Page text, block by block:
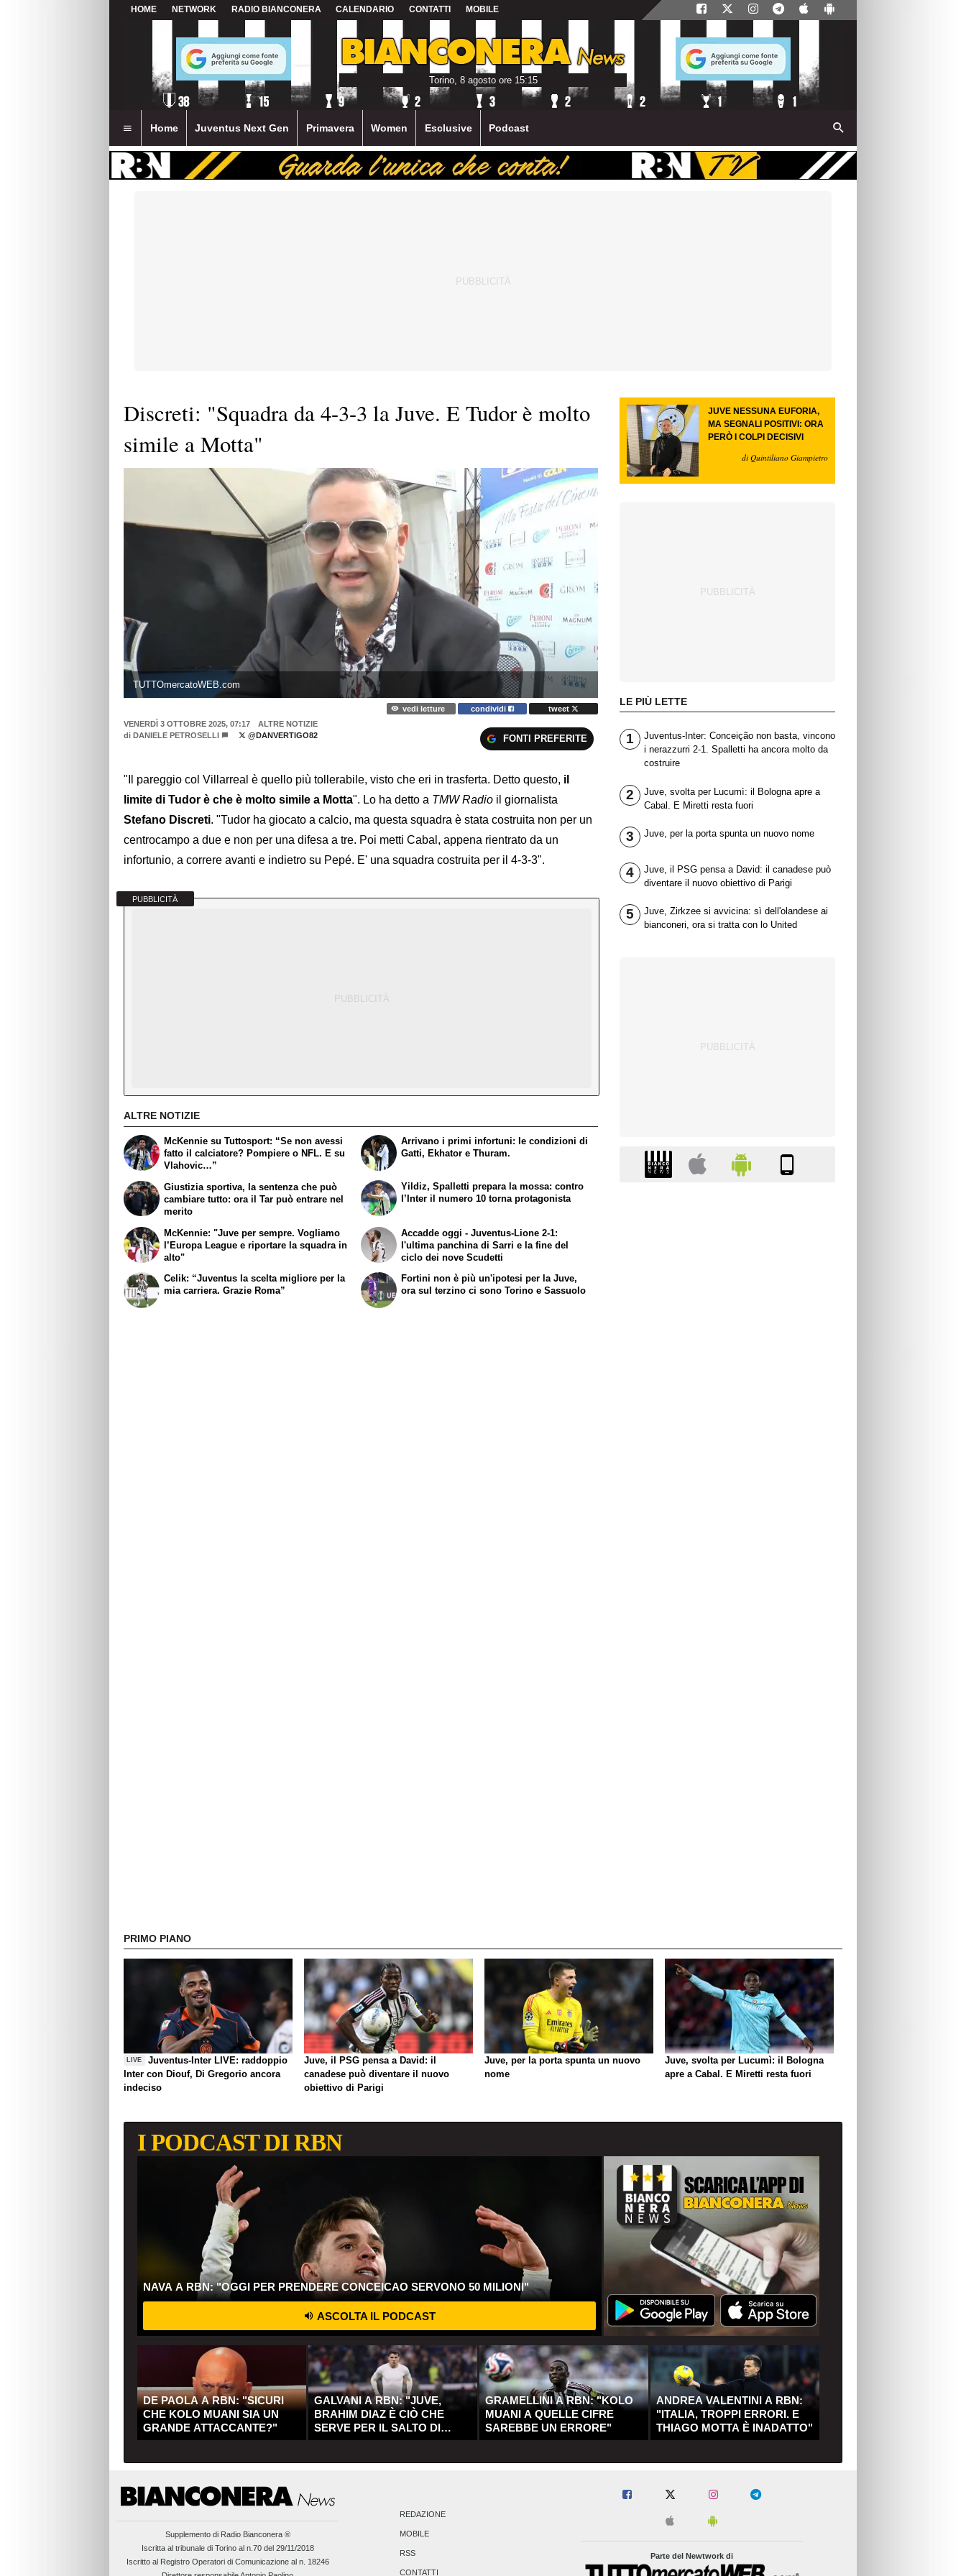
HOME NETWORK RADIO BIANCONERA CALENDARIO CONTATTI MOBILE
Torino, 8 agosto ore 15:15
Home Juventus Next Gen Primavera Women Esclusive Podcast
Discreti: "Squadra da 4-3-3 la Juve. E Tudor è molto
simile a Motta"
TUTTOmercatoWEB.com
vedi letture condividi
tweet
VENERDÌ 3 OTTOBRE 2025, 07:17
ALTRE NOTIZIE
di DANIELE PETROSELLI @DANVERTIGO82 FONTI PREFERITE
"Il pareggio col Villarreal è quello più tollerabile, visto che eri in trasferta. Detto questo, il
limite di Tudor è che è molto simile a Motta". Lo ha detto a TMW Radio il giornalista
Stefano Discreti. "Tudor ha giocato a calcio, ma questa squadra è stata costruita non per un
centrocampo a due e non per una difesa a tre. Poi metti Cabal, appena rientrato da un
infortunio, a correre avanti e indietro su Pepé. E' una squadra costruita per il 4-3-3".
PUBBLICITÀ
ALTRE NOTIZIE
McKennie su Tuttosport: “Se non avessi
fatto il calciatore? Pompiere o NFL. E su
Vlahovic…”
Giustizia sportiva, la sentenza che può
cambiare tutto: ora il Tar può entrare nel
merito
Arrivano i primi infortuni: le condizioni di
Gatti, Ekhator e Thuram.
Yildiz, Spalletti prepara la mossa: contro
l’Inter il numero 10 torna protagonista
McKennie: "Juve per sempre. Vogliamo
l’Europa League e riportare la squadra in
alto"
Celik: “Juventus la scelta migliore per la
mia carriera. Grazie Roma”
Accadde oggi - Juventus-Lione 2-1:
l'ultima panchina di Sarri e la fine del
ciclo dei nove Scudetti
Fortini non è più un'ipotesi per la Juve,
ora sul terzino ci sono Torino e Sassuolo
JUVE NESSUNA EUFORIA,
MA SEGNALI POSITIVI: ORA
PERÒ I COLPI DECISIVI
di Quintiliano Giampietro
LE PIÙ LETTE
1
Juventus-Inter: Conceição non basta, vincono
i nerazzurri 2-1. Spalletti ha ancora molto da
costruire
2
Juve, svolta per Lucumì: il Bologna apre a
Cabal. E Miretti resta fuori
3 Juve, per la porta spunta un nuovo nome
4
Juve, il PSG pensa a David: il canadese può
diventare il nuovo obiettivo di Parigi
5
Juve, Zirkzee si avvicina: sì dell'olandese ai
bianconeri, ora si tratta con lo United
PRIMO PIANO
LIVE
Juventus-Inter LIVE: raddoppio
Inter con Diouf, Di Gregorio ancora
indeciso
Juve, il PSG pensa a David: il
canadese può diventare il nuovo
obiettivo di Parigi
Juve, per la porta spunta un nuovo
nome
Juve, svolta per Lucumì: il Bologna
apre a Cabal. E Miretti resta fuori
I PODCAST DI RBN
NAVA A RBN: "OGGI PER PRENDERE CONCEICAO SERVONO 50 MILIONI"
ASCOLTA IL PODCAST
DE PAOLA A RBN: "SICURI
CHE KOLO MUANI SIA UN
GRANDE ATTACCANTE?"
GALVANI A RBN: "JUVE,
BRAHIM DIAZ È CIÒ CHE
SERVE PER IL SALTO DI
QUALITÀ"
GRAMELLINI A RBN: "KOLO
MUANI A QUELLE CIFRE
SAREBBE UN ERRORE"
ANDREA VALENTINI A RBN:
"ITALIA, TROPPI ERRORI. E
THIAGO MOTTA È INADATTO"
Supplemento di Radio Bianconera ®
Iscritta al tribunale di Torino al n.70 del 29/11/2018
Iscritto al Registro Operatori di Comunicazione al n. 18246
REDAZIONE
MOBILE
RSS
CONTATTI
Parte del Newtwork di